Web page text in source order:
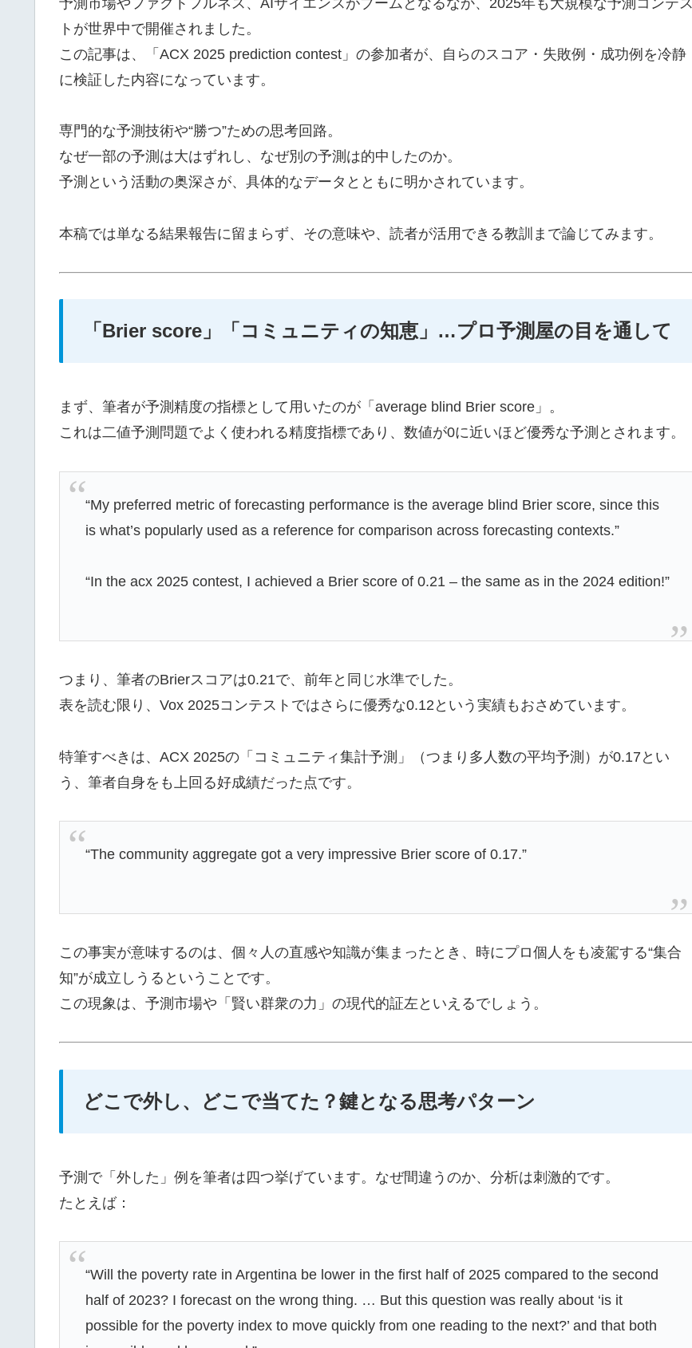
トが世界中で開催されました。
この記事は、「ACX 2025 prediction contest」の参加者が、自らのスコア・失敗例・成功例を冷静
に検証した内容になっています。
専門的な予測技術や“勝つ”ための思考回路。
なぜ一部の予測は大はずれし、なぜ別の予測は的中したのか。
予測という活動の奥深さが、具体的なデータとともに明かされています。
本稿では単なる結果報告に留まらず、その意味や、読者が活用できる教訓まで論じてみます。
「Brier score」「コミュニティの知恵」…プロ予測屋の目を通して
まず、筆者が予測精度の指標として用いたのが「average blind Brier score」。
これは二値予測問題でよく使われる精度指標であり、数値が0に近いほど優秀な予測とされます。
“My preferred metric of forecasting performance is the average blind Brier score, since this
is what’s popularly used as a reference for comparison across forecasting contexts.”
“In the acx 2025 contest, I achieved a Brier score of 0.21 – the same as in the 2024 edition!”
つまり、筆者のBrierスコアは0.21で、前年と同じ水準でした。
表を読む限り、Vox 2025コンテストではさらに優秀な0.12という実績もおさめています。
特筆すべきは、ACX 2025の「コミュニティ集計予測」（つまり多人数の平均予測）が0.17とい
う、筆者自身をも上回る好成績だった点です。
“The community aggregate got a very impressive Brier score of 0.17.”
この事実が意味するのは、個々人の直感や知識が集まったとき、時にプロ個人をも凌駕する“集合
知”が成立しうるということです。
この現象は、予測市場や「賢い群衆の力」の現代的証左といえるでしょう。
どこで外し、どこで当てた？鍵となる思考パターン
予測で「外した」例を筆者は四つ挙げています。なぜ間違うのか、分析は刺激的です。
たとえば：
“Will the poverty rate in Argentina be lower in the first half of 2025 compared to the second
half of 2023? I forecast on the wrong thing. … But this question was really about ‘is it
possible for the poverty index to move quickly from one reading to the next?’ and that both